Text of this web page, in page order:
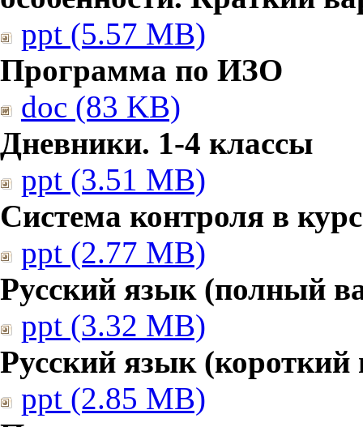
ppt (5.57 MB)
Программа по ИЗО
doc (83 KB)
Дневники. 1-4 классы
ppt (3.51 MB)
Система контроля в
ppt (2.77 MB)
Русский язык (полный
ppt (3.32 MB)
Русский язык (короткий
ppt (2.85 MB)